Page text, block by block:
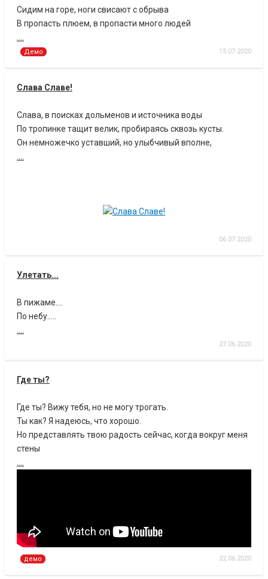
Сидим на горе, ноги свисают с обрыва
В пропасть плюем, в пропасти много людей
Демо 15.07.2020
Слава Славе!
Слава, в поисках дольменов и источника воды
По тропинке тащит велик, пробираясь сквозь кусты.
Он немножечко уставший, но улыбчивый вполне,
06.07.2020
Улетать...
В пижаме....
По небу.....
27.06.2020
Где ты?
Где ты? Вижу тебя, но не могу трогать.
Ты как? Я надеюсь, что хорошо.
Но представлять твою радость сейчас, когда вокруг меня
стены
демо 22.06.2020